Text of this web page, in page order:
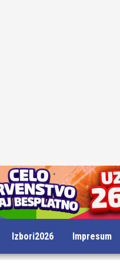
Izbori2026 Impresum